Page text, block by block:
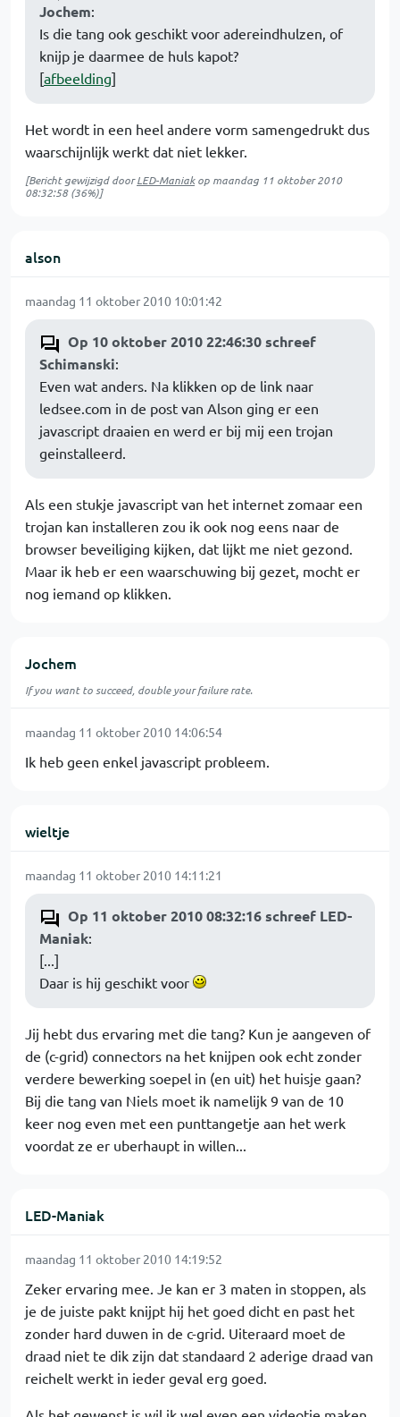
Jochem:
Is die tang ook geschikt voor adereindhulzen, of
knijp je daarmee de huls kapot?
[afbeelding]
Het wordt in een heel andere vorm samengedrukt dus
waarschijnlijk werkt dat niet lekker.
[Bericht gewijzigd doorLED-Maniakop maandag 11 oktober 2010
08:32:58(36%)]
alson
maandag 11 oktober 2010 10:01:42
Op 10 oktober 2010 22:46:30 schreef
Schimanski:
Even wat anders. Na klikken op de link naar
ledsee.com in de post van Alson ging er een
javascript draaien en werd er bij mij een trojan
geinstalleerd.
Als een stukje javascript van het internet zomaar een
trojan kan installeren zou ik ook nog eens naar de
browser beveiliging kijken, dat lijkt me niet gezond.
Maar ik heb er een waarschuwing bij gezet, mocht er
nog iemand op klikken.
Jochem
If you want to succeed, double your failure rate.
maandag 11 oktober 2010 14:06:54
Ik heb geen enkel javascript probleem.
wieltje
maandag 11 oktober 2010 14:11:21
Op 11 oktober 2010 08:32:16 schreef LED-
Maniak:
[...]
Daar is hij geschikt voor
Jij hebt dus ervaring met die tang? Kun je aangeven of
de (c-grid) connectors na het knijpen ook echt zonder
verdere bewerking soepel in (en uit) het huisje gaan?
Bij die tang van Niels moet ik namelijk 9 van de 10
keer nog even met een punttangetje aan het werk
voordat ze er uberhaupt in willen...
LED-Maniak
maandag 11 oktober 2010 14:19:52
Zeker ervaring mee. Je kan er 3 maten in stoppen, als
je de juiste pakt knijpt hij het goed dicht en past het
zonder hard duwen in de c-grid. Uiteraard moet de
draad niet te dik zijn dat standaard 2 aderige draad van
reichelt werkt in ieder geval erg goed.